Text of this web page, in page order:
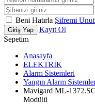
Beni Hatırla Şifremi
Giriş Yap
Kayıt Ol
Sepetim
Anasayfa
ELEKTRİK
Alarm Sistemleri
Yangın Alarm
Mavigard ML-
Modülü